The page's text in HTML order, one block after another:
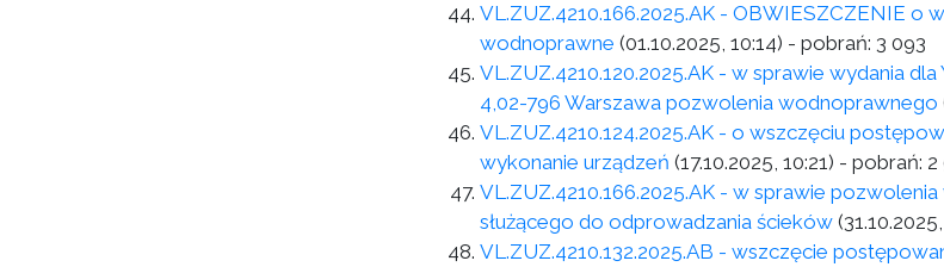
VL.ZUZ.4210.166.2025.AK - OBWIESZCZENIE
wodnoprawne (01.10.2025, 10:14) - pobrań: 3 093
VL.ZUZ.4210.120.2025.AK - w sprawie wydania
4,02-796 Warszawa pozwolenia wodnoprawnego
VL.ZUZ.4210.124.2025.AK - o wszczęciu
wykonanie urządzeń (17.10.2025, 10:21) - pobrań: 2
VL.ZUZ.4210.166.2025.AK - w sprawie
służącego do odprowadzania ścieków
VL.ZUZ.4210.132.2025.AB - wszczęcie